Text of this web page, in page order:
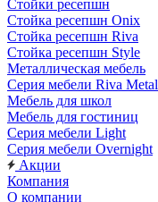
Стойки ресепшн
Стойка ресепшн Onix
Стойка ресепшн Riva
Стойка ресепшн Style
Металлическая мебель
Серия мебели Riva Metal
Мебель для школ
Мебель для гостиниц
Серия мебели Light
Серия мебели Overnight
Акции
Компания
О компании